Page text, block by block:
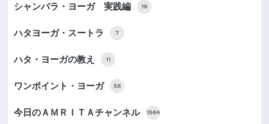
シャンバラ・ヨーガ 実践編 19
ハタヨーガ・スートラ 7
ハタ・ヨーガの教え 11
ワンポイント・ヨーガ 56
今日のＡＭＲＩＴＡチャンネル 1564